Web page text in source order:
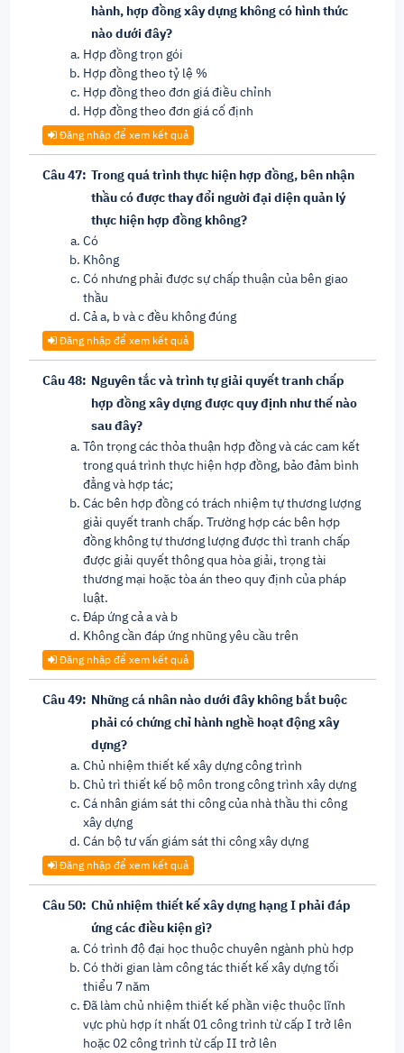
hành, hợp đồng xây dựng không có hình thức
nào dưới đây?
Hợp đồng trọn gói
Hợp đồng theo tỷ lệ %
Hợp đồng theo đơn giá điều chỉnh
Hợp đồng theo đơn giá cố định
Đăng nhập để xem kết quả
Câu 47: Trong quá trình thực hiện hợp đồng, bên nhận
thầu có được thay đổi người đại diện quản lý
thực hiện hợp đồng không?
Có
Không
Có nhưng phải được sự chấp thuận của bên giao
thầu
Cả a, b và c đều không đúng
Đăng nhập để xem kết quả
Câu 48: Nguyên tắc và trình tự giải quyết tranh chấp
hợp đồng xây dựng được quy định như thế nào
sau đây?
Tôn trọng các thỏa thuận hợp đồng và các cam kết
trong quá trình thực hiện hợp đồng, bảo đảm bình
đẳng và hợp tác;
Các bên hợp đồng có trách nhiệm tự thương lượng
giải quyết tranh chấp. Trường hợp các bên hợp
đồng không tự thương lượng được thì tranh chấp
được giải quyết thông qua hòa giải, trọng tài
thương mại hoặc tòa án theo quy định của pháp
luật.
Đáp ứng cả a và b
Không cần đáp ứng nhũng yêu cầu trên
Đăng nhập để xem kết quả
Câu 49: Những cá nhân nào dưới đây không bắt buộc
phải có chứng chỉ hành nghề hoạt động xây
dựng?
Chủ nhiệm thiết kế xây dựng công trình
Chủ trì thiết kế bộ môn trong công trình xây dựng
Cá nhân giám sát thi công của nhà thầu thi công
xây dựng
Cán bộ tư vấn giám sát thi công xây dựng
Đăng nhập để xem kết quả
Câu 50: Chủ nhiệm thiết kế xây dựng hạng I phải đáp
ứng các điều kiện gì?
Có trình độ đại học thuộc chuyên ngành phù hợp
Có thời gian làm công tác thiết kế xây dựng tối
thiểu 7 năm
Đã làm chủ nhiệm thiết kế phần việc thuộc lĩnh
vực phù hợp ít nhất 01 công trình từ cấp I trở lên
hoặc 02 công trình từ cấp II trở lên